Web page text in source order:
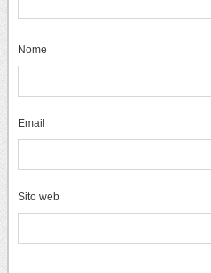
Nome
Email
Sito web